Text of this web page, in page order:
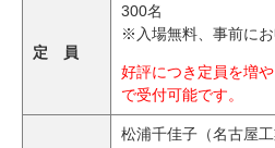
在学生
寄附のお願
定 員
300名
※入場無料、事前に
好評につき定員を増
で受付可能です。
松浦千佳子（名古屋